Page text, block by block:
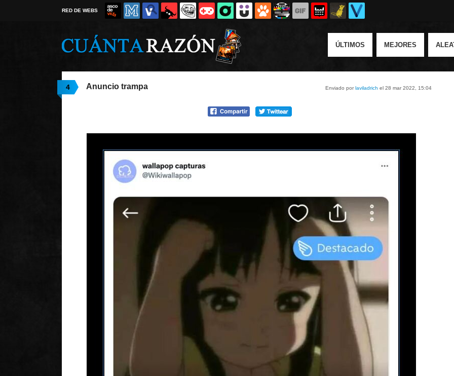
RED DE WEBS
ÚLTIMOS MEJORES
4 Enviado porlaviladrich el 28 mar 2022, 15:04
Anuncio trampa